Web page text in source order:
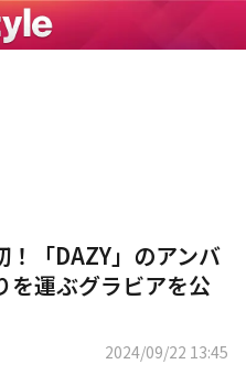
！「DAZY」のアンバ
運ぶグラビアを公
2024/09/22 13:45